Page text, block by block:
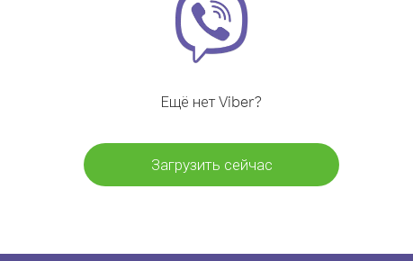
Ещё нет Viber?
Загрузить сейчас